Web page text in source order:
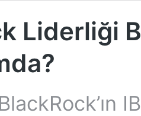
Liderliği
BlackRock’ın